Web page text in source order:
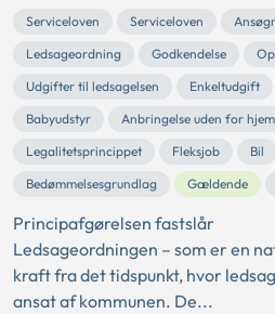
Serviceloven Serviceloven
Ledsageordning
Godkendelse
Udgifter til ledsagelsen
Enkeltudgift
Babyudstyr
Anbringelse uden for
Legalitetsprincippet
Fleksjob Bil
Bedømmelsesgrundlag
Gældende
Principafgørelsen fastslår
Ledsageordningen – som er en
kraft fra det tidspunkt, hvor
ansat af kommunen. De...